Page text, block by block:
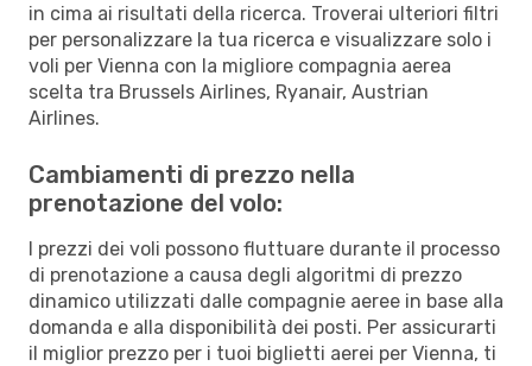
in cima ai risultati della ricerca. Troverai ulteriori filtri
per personalizzare la tua ricerca e visualizzare solo i
voli per Vienna con la migliore compagnia aerea
scelta tra Brussels Airlines, Ryanair, Austrian
Airlines.
Cambiamenti di prezzo nella
prenotazione del volo:
I prezzi dei voli possono fluttuare durante il processo
di prenotazione a causa degli algoritmi di prezzo
dinamico utilizzati dalle compagnie aeree in base alla
domanda e alla disponibilità dei posti. Per assicurarti
il miglior prezzo per i tuoi biglietti aerei per Vienna, ti